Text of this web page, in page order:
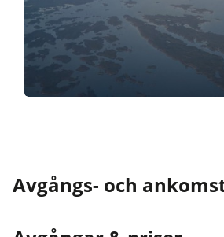
Avgångs- och